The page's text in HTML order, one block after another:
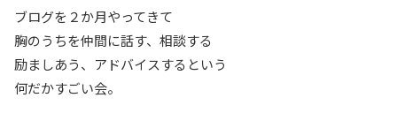
ブログを２か月やってきて
胸のうちを仲間に話す、相談する
励ましあう、アドバイスするという
何だかすごい会。